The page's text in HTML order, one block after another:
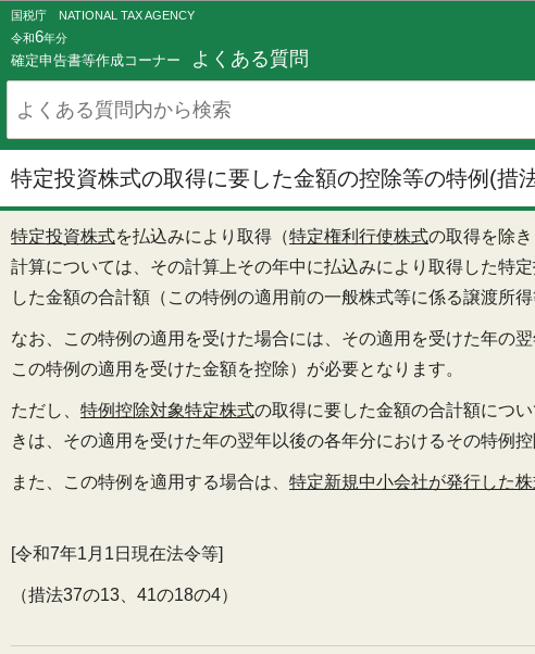
国税庁 NATIONAL TAX AGENCY
令和6年分
確定申告書等作成コーナー よくある質問
特定投資株式の取得に要した金額の控除等の特例(措
特定投資株式を払込みにより取得（特定権利行使株式の取得を除
計算については、その計算上その年中に払込みにより取得した特
した金額の合計額（この特例の適用前の一般株式等に係る譲渡所
なお、この特例の適用を受けた場合には、その適用を受けた年の
この特例の適用を受けた金額を控除）が必要となります。
ただし、 特例控除対象特定株式の取得に要した金額の合計額につ
きは、その適用を受けた年の翌年以後の各年分におけるその特例
また、この特例を適用する場合は、 特定新規中小会社が発行した
[令和7年1月1日現在法令等]
（措法37の13、41の18の4）